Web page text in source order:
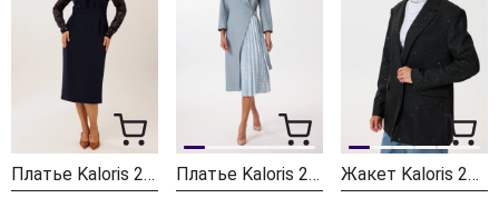
Платье Kaloris 2237 Платье Kaloris 2228 Жакет Kaloris 2225